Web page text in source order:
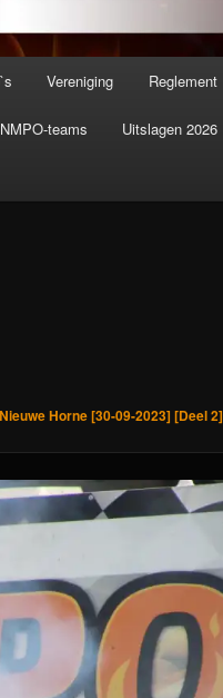
Vereniging Reglement
teams Uitslagen 2026
Horne [30-09-2023] [Deel 2]